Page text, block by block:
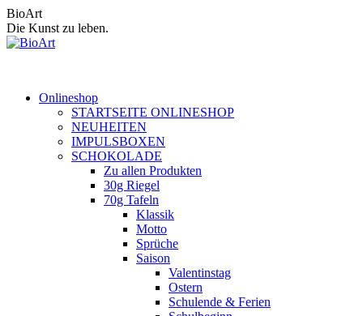
Zum
Inhalt
springen
BioArt
Die Kunst zu leben.
Onlineshop
STARTSEITE ONLINESHOP
NEUHEITEN
IMPULSBOXEN
SCHOKOLADE
Zu allen Produkten
30g Riegel
70g Tafeln
Klassik
Motto
Sprüche
Saison
Valentinstag
Ostern
Schulende & Ferien